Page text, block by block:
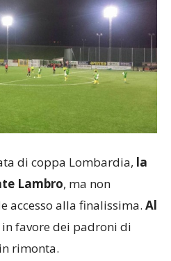
di coppa Lombardia, la
Lambro, ma non
accesso alla finalissima. Al
in favore dei padroni di
rimonta.